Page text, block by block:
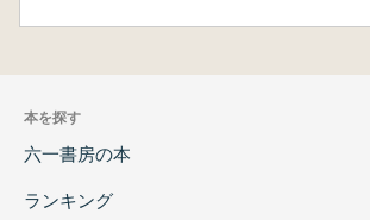
本を探す
六一書房の本
ランキング